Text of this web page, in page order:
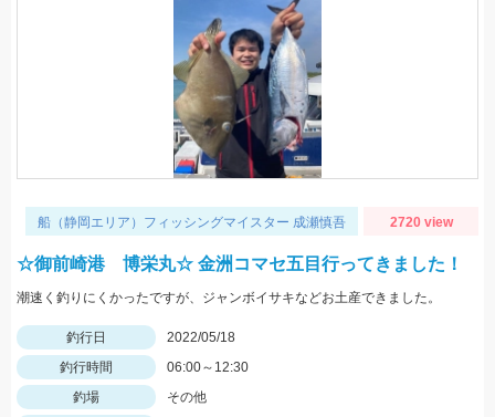
船（静岡エリア）フィッシングマイスター 成瀬慎吾 2720 view
☆御前崎港 博栄丸☆ 金洲コマセ五目行ってきました！
潮速く釣りにくかったですが、ジャンボイサキなどお土産できました。
釣行日
2022/05/18
釣行時間
06:00～12:30
釣場
その他